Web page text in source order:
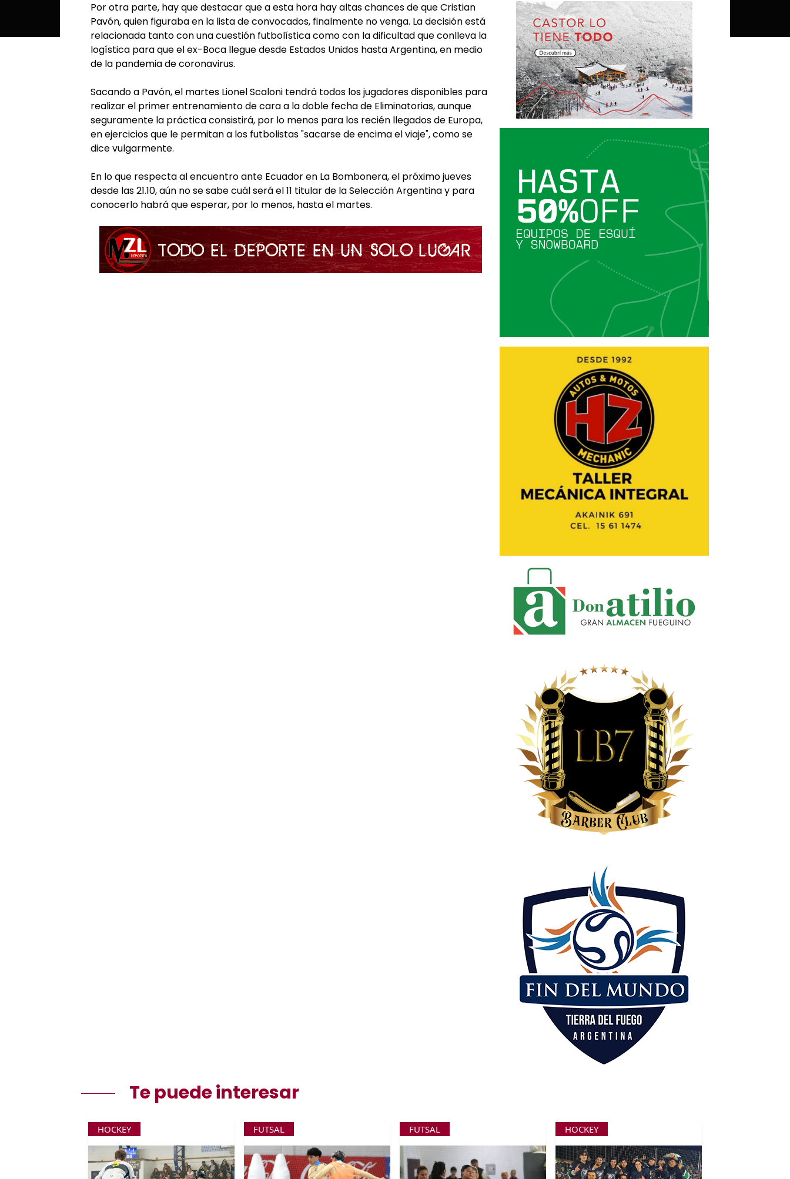
Por otra parte, hay que destacar que a esta hora hay altas chances de que Cristian
Pavón, quien figuraba en la lista de convocados, finalmente no venga. La decisión está
relacionada tanto con una cuestión futbolística como con la dificultad que conlleva la
logística para que el ex-Boca llegue desde Estados Unidos hasta Argentina, en medio
de la pandemia de coronavirus.
Sacando a Pavón, el martes Lionel Scaloni tendrá todos los jugadores disponibles para
realizar el primer entrenamiento de cara a la doble fecha de Eliminatorias, aunque
seguramente la práctica consistirá, por lo menos para los recién llegados de Europa,
en ejercicios que le permitan a los futbolistas "sacarse de encima el viaje", como se
dice vulgarmente.
En lo que respecta al encuentro ante Ecuador en La Bombonera, el próximo jueves
desde las 21.10, aún no se sabe cuál será el 11 titular de la Selección Argentina y para
conocerlo habrá que esperar, por lo menos, hasta el martes.
Te puede interesar
HOCKEY FUTSAL FUTSAL HOCKEY